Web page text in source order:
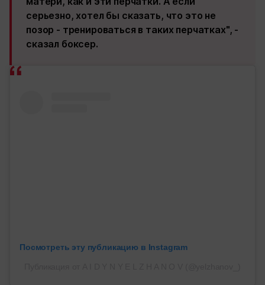
серьезно, хотел бы сказать, что это не
позор - тренироваться в таких перчатках", -
сказал боксер.
Посмотреть эту публикацию в Instagram